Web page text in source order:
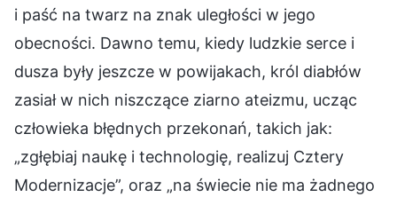
i paść na twarz na znak uległości w jego
obecności. Dawno temu, kiedy ludzkie serce i
dusza były jeszcze w powijakach, król diabłów
zasiał w nich niszczące ziarno ateizmu, ucząc
człowieka błędnych przekonań, takich jak:
„zgłębiaj naukę i technologię, realizuj Cztery
Modernizacje”, oraz „na świecie nie ma żadnego